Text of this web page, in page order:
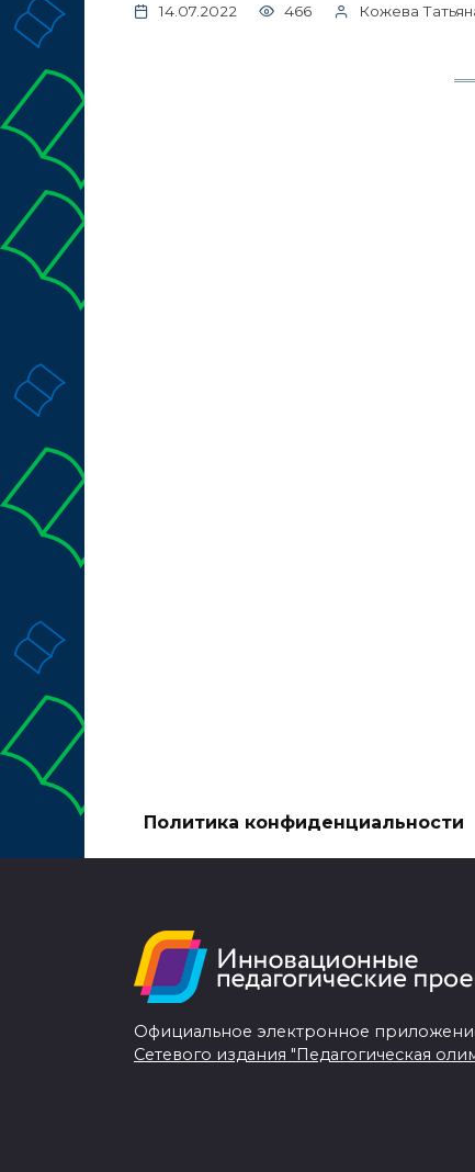
14.07.2022 466 Кожева
Политика конфиденциальности
Официальное электронное
Сетевого издания "Педагогическая